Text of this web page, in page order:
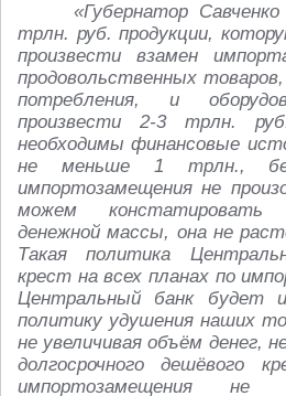
«Губернатор
трлн. руб. продукции,
произвести взамен
продовольственных
потребления, и
произвести 2-3 трлн.
необходимы финансовые
не меньше 1 трлн.,
импортозамещения не
можем констатировать
денежной массы, она не
Такая политика
крест на всех планах по
Центральный банк будет
политику удушения наших
не увеличивая объём денег,
долгосрочного дешёвого
импортозамещения не